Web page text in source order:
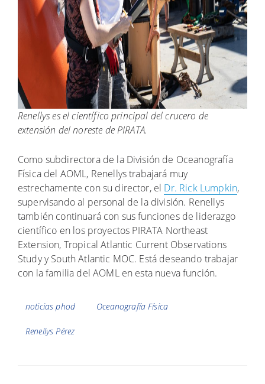
Renellys es el científico principal del crucero de
extensión del noreste de PIRATA.
Como subdirectora de la División de Oceanografía
Física del AOML, Renellys trabajará muy
estrechamente con su director, el Dr. Rick Lumpkin,
supervisando al personal de la división. Renellys
también continuará con sus funciones de liderazgo
científico en los proyectos PIRATA Northeast
Extension, Tropical Atlantic Current Observations
Study y South Atlantic MOC. Está deseando trabajar
con la familia del AOML en esta nueva función.
Etiquetas
noticias phod Oceanografía Física
Renellys Pérez